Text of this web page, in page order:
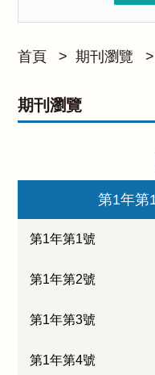
首頁 > 期刊瀏覽 >
期刊瀏覽
第1年第
第1年第1號
第1年第2號
第1年第3號
第1年第4號